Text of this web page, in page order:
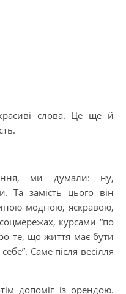
слова. Це ще й
ми думали: ну,
Та замість цього він
модною, яскравою,
курсами “по
те, що життя має бути
Саме після весілля
допоміг із орендою.